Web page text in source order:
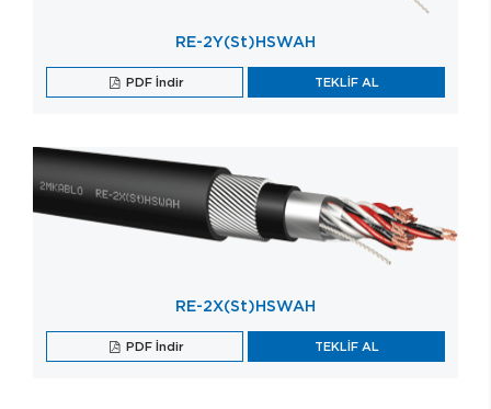
RE-2Y(St)HSWAH
PDF İndir TEKLİF AL
RE-2X(St)HSWAH
PDF İndir TEKLİF AL